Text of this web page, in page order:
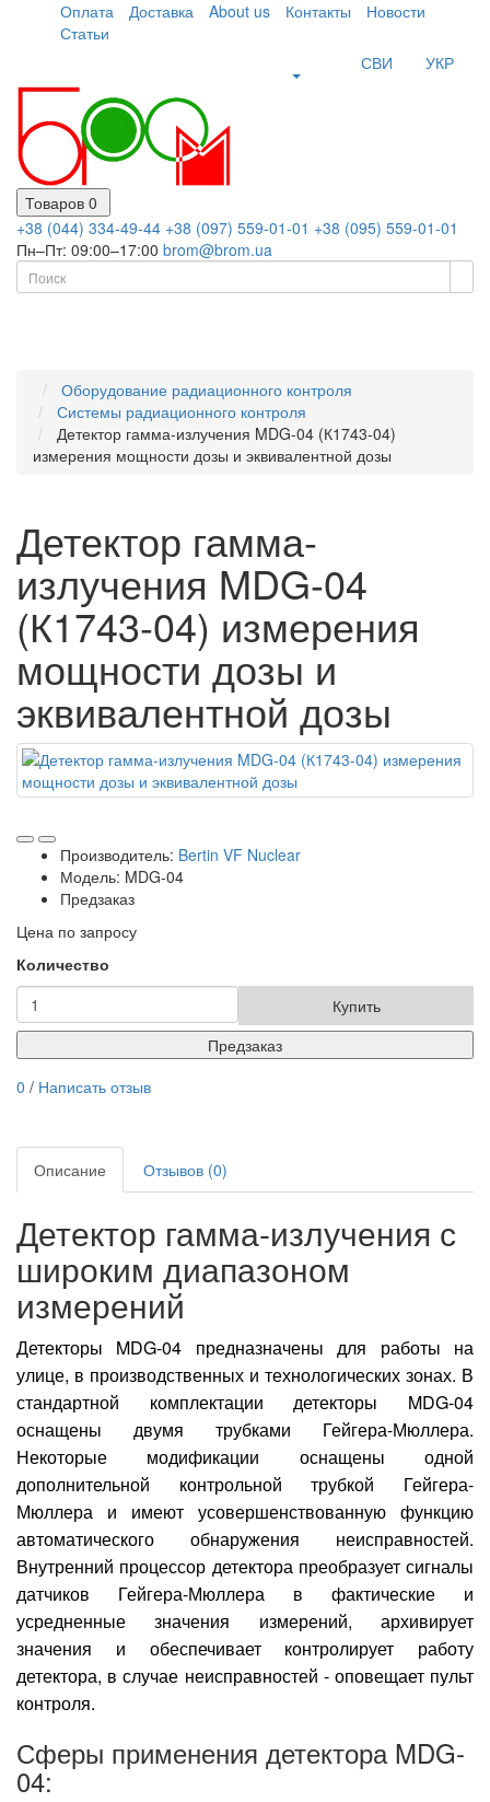
Оплата Доставка About us Контакты
Новости
Статьи
СВИ
УКР
Товаров 0
+38 (044) 334-49-44 +38 (097) 559-01-01 +38 (095) 559-01-01
Пн–Пт: 09:00–17:00 brom@brom.ua
Оборудование радиационного контроля
Системы радиационного контроля
Детектор гамма-излучения MDG-04 (К1743-04)
измерения мощности дозы и эквивалентной дозы
Детектор гамма-
излучения MDG-04
(К1743-04) измерения
мощности дозы и
эквивалентной дозы
Производитель: Bertin VF Nuclear
Модель: MDG-04
Предзаказ
Цена по запросу
Количество
Купить
Предзаказ
0 / Написать отзыв
Описание Отзывов (0)
Детектор гамма-излучения с
широким диапазоном
измерений
Детекторы MDG-04 предназначены для работы на
улице, в производственных и технологических зонах. В
стандартной комплектации детекторы MDG-04
оснащены двумя трубками Гейгера-Мюллера.
Некоторые модификации оснащены одной
дополнительной контрольной трубкой Гейгера-
Мюллера и имеют усовершенствованную функцию
автоматического обнаружения неисправностей.
Внутренний процессор детектора преобразует сигналы
датчиков Гейгера-Мюллера в фактические и
усредненные значения измерений, архивирует
значения и обеспечивает контролирует работу
детектора, в случае неисправностей - оповещает пульт
контроля.
Сферы применения детектора MDG-
04: